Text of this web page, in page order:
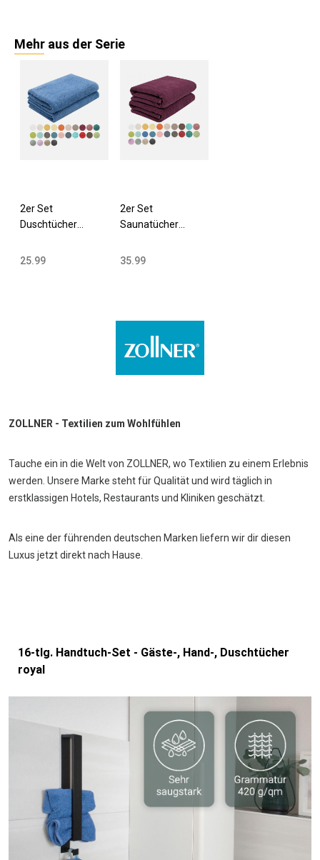
Mehr aus der Serie
2er Set
Duschtücher
Baumwolle 420
25.99
2er Set
Saunatücher
Baumwolle 420
35.99
ZOLLNER - Textilien zum Wohlfühlen
Tauche ein in die Welt von ZOLLNER, wo Textilien zu einem Erlebnis
werden. Unsere Marke steht für Qualität und wird täglich in
erstklassigen Hotels, Restaurants und Kliniken geschätzt.
Als eine der führenden deutschen Marken liefern wir dir diesen
Luxus jetzt direkt nach Hause.
16-tlg. Handtuch-Set - Gäste-, Hand-, Duschtücher
royal